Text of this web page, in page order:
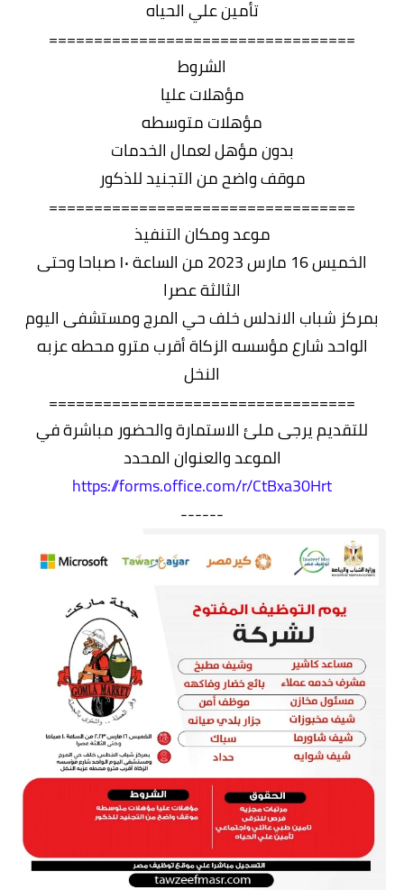
تأمين علي الحياه
==================================
الشروط
مؤهلات عليا
مؤهلات متوسطه
بدون مؤهل لعمال الخدمات
موقف واضح من التجنيد للذكور
==================================
موعد ومكان التنفيذ
الخميس 16 مارس 2023 من الساعة ١٠ صباحا وحتى
الثالثة عصرا
بمركز شباب الاندلس خلف حي المرج ومستشفى اليوم
الواحد شارع مؤسسه الزكاة أقرب مترو محطه عزبه
النخل
==================================
للتقديم يرجى ملئ الاستمارة والحضور مباشرة في
الموعد والعنوان المحدد
https://forms.office.com/r/CtBxa30Hrt
------